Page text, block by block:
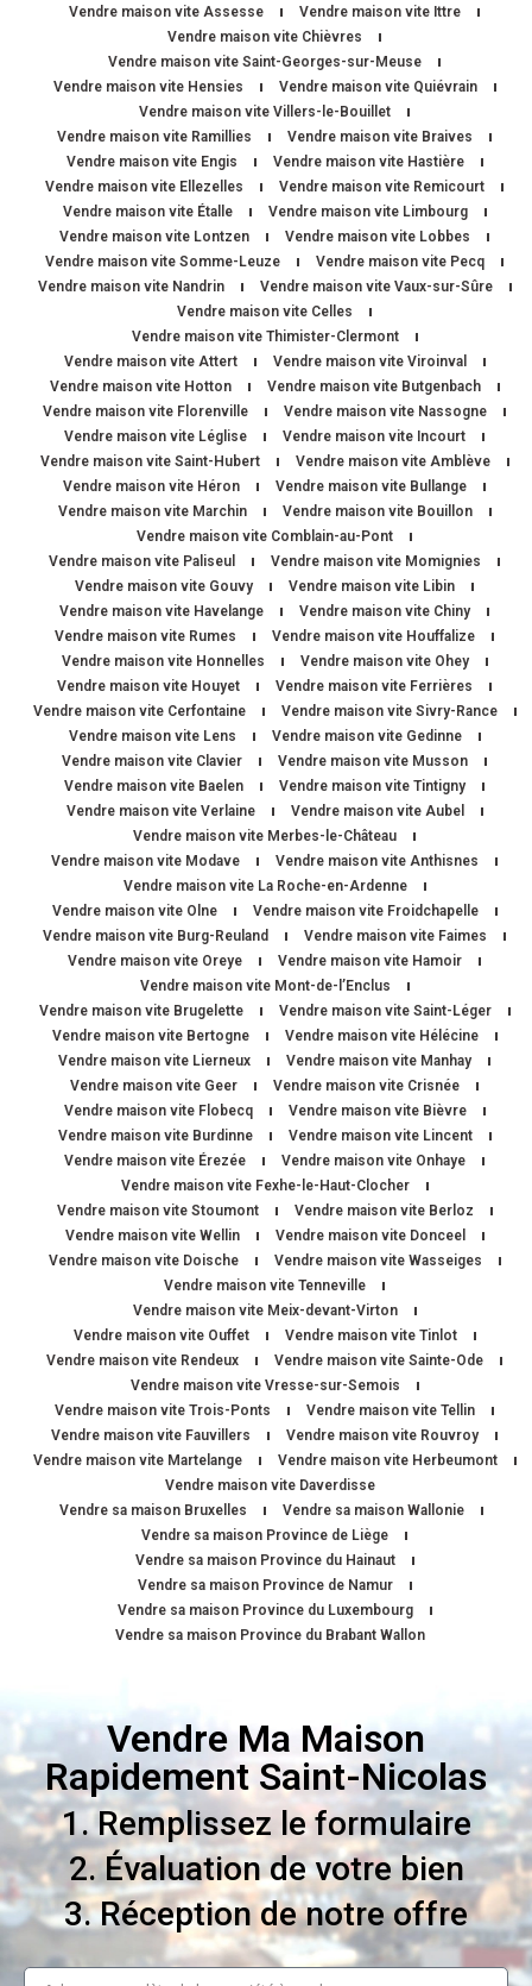
Vendre maison vite Assesse
Vendre maison vite Ittre
Vendre maison vite Chièvres
Vendre maison vite Saint-Georges-sur-Meuse
Vendre maison vite Hensies
Vendre maison vite Quiévrain
Vendre maison vite Villers-le-Bouillet
Vendre maison vite Ramillies
Vendre maison vite Braives
Vendre maison vite Engis
Vendre maison vite Hastière
Vendre maison vite Ellezelles
Vendre maison vite Remicourt
Vendre maison vite Étalle
Vendre maison vite Limbourg
Vendre maison vite Lontzen
Vendre maison vite Lobbes
Vendre maison vite Somme-Leuze
Vendre maison vite Pecq
Vendre maison vite Nandrin
Vendre maison vite Vaux-sur-Sûre
Vendre maison vite Celles
Vendre maison vite Thimister-Clermont
Vendre maison vite Attert
Vendre maison vite Viroinval
Vendre maison vite Hotton
Vendre maison vite Butgenbach
Vendre maison vite Florenville
Vendre maison vite Nassogne
Vendre maison vite Léglise
Vendre maison vite Incourt
Vendre maison vite Saint-Hubert
Vendre maison vite Amblève
Vendre maison vite Héron
Vendre maison vite Bullange
Vendre maison vite Marchin
Vendre maison vite Bouillon
Vendre maison vite Comblain-au-Pont
Vendre maison vite Paliseul
Vendre maison vite Momignies
Vendre maison vite Gouvy
Vendre maison vite Libin
Vendre maison vite Havelange
Vendre maison vite Chiny
Vendre maison vite Rumes
Vendre maison vite Houffalize
Vendre maison vite Honnelles
Vendre maison vite Ohey
Vendre maison vite Houyet
Vendre maison vite Ferrières
Vendre maison vite Cerfontaine
Vendre maison vite Sivry-Rance
Vendre maison vite Lens
Vendre maison vite Gedinne
Vendre maison vite Clavier
Vendre maison vite Musson
Vendre maison vite Baelen
Vendre maison vite Tintigny
Vendre maison vite Verlaine
Vendre maison vite Aubel
Vendre maison vite Merbes-le-Château
Vendre maison vite Modave
Vendre maison vite Anthisnes
Vendre maison vite La Roche-en-Ardenne
Vendre maison vite Olne
Vendre maison vite Froidchapelle
Vendre maison vite Burg-Reuland
Vendre maison vite Faimes
Vendre maison vite Oreye
Vendre maison vite Hamoir
Vendre maison vite Mont-de-l’Enclus
Vendre maison vite Brugelette
Vendre maison vite Saint-Léger
Vendre maison vite Bertogne
Vendre maison vite Hélécine
Vendre maison vite Lierneux
Vendre maison vite Manhay
Vendre maison vite Geer
Vendre maison vite Crisnée
Vendre maison vite Flobecq
Vendre maison vite Bièvre
Vendre maison vite Burdinne
Vendre maison vite Lincent
Vendre maison vite Érezée
Vendre maison vite Onhaye
Vendre maison vite Fexhe-le-Haut-Clocher
Vendre maison vite Stoumont
Vendre maison vite Berloz
Vendre maison vite Wellin
Vendre maison vite Donceel
Vendre maison vite Doische
Vendre maison vite Wasseiges
Vendre maison vite Tenneville
Vendre maison vite Meix-devant-Virton
Vendre maison vite Ouffet
Vendre maison vite Tinlot
Vendre maison vite Rendeux
Vendre maison vite Sainte-Ode
Vendre maison vite Vresse-sur-Semois
Vendre maison vite Trois-Ponts
Vendre maison vite Tellin
Vendre maison vite Fauvillers
Vendre maison vite Rouvroy
Vendre maison vite Martelange
Vendre maison vite Herbeumont
Vendre maison vite Daverdisse
Vendre sa maison Bruxelles
Vendre sa maison Wallonie
Vendre sa maison Province de Liège
Vendre sa maison Province du Hainaut
Vendre sa maison Province de Namur
Vendre sa maison Province du Luxembourg
Vendre sa maison Province du Brabant Wallon
Vendre Ma Maison
Rapidement Saint-Nicolas
1. Remplissez le formulaire
2. Évaluation de votre bien
3. Réception de notre offre